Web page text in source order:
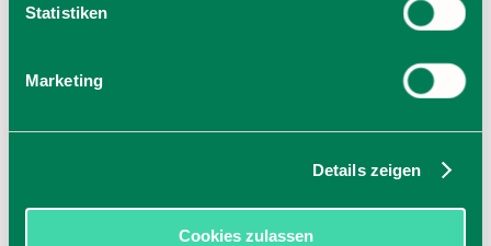
Statistiken
Marketing
Details zeigen
Cookies zulassen
Baumgartenstraße